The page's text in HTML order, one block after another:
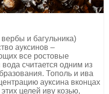
и багульника)
ауксинов –
все ростовые
считается одним из
Тополь и ива
ауксина вконцах
целей иву козью,